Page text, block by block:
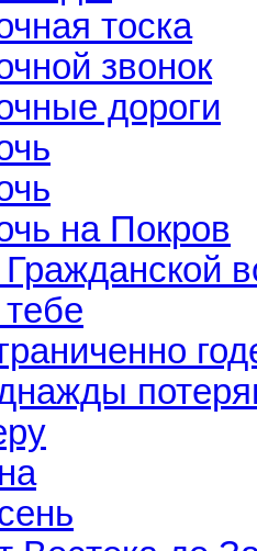
тоска
звонок
дороги
на Покров